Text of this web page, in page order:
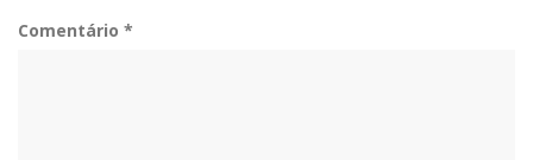
Comentário *